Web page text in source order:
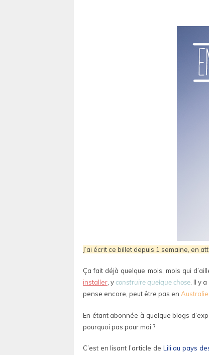
J’ai écrit ce billet depuis 1 semaine, en
Ça fait déjà quelque mois, mois qui
installer, yconstruire quelque chose. Il y
pense encore, peut être pas en Australie
En étant abonnée à quelque blogs
pourquoi pas pour moi ?
C’est en lisant l’article de Lili au pays